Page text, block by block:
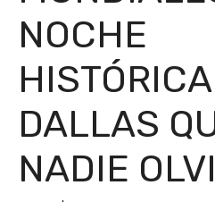
NOCHE
DALLAS
NADIE